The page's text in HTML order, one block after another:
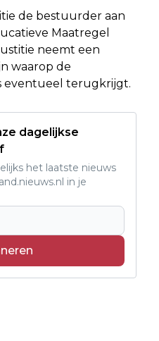
de bestuurder aan
Maatregel
neemt een
waarop de
eventueel terugkrijgt.
dagelijkse
het laatste nieuws
in je